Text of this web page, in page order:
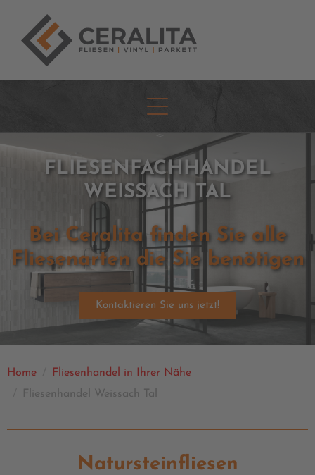
FLIESENFACHHANDEL
WEISSACH TAL
Bei Ceralita finden Sie alle
Fliesenarten die Sie benötigen
Kontaktieren Sie uns jetzt!
Home
Fliesenhandel in Ihrer Nähe
Fliesenhandel Weissach Tal
Natursteinfliesen